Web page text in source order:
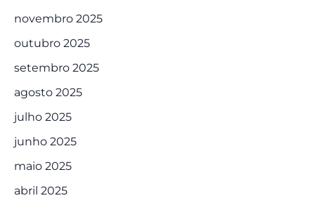
novembro 2025
outubro 2025
setembro 2025
agosto 2025
julho 2025
junho 2025
maio 2025
abril 2025